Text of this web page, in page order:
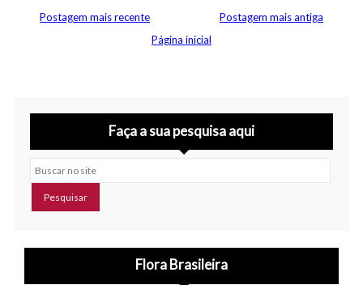
Postagem mais recente
Postagem mais antiga
Página inicial
Faça a sua pesquisa aqui
Buscar no site
Flora Brasileira